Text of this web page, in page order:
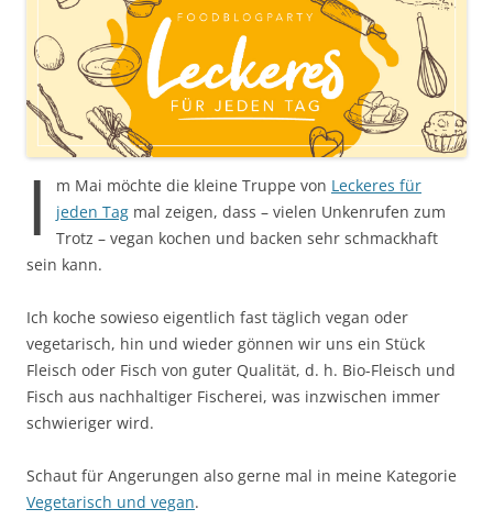
I m Mai möchte die kleine Truppe von Leckeres für
jeden Tag mal zeigen, dass – vielen Unkenrufen zum
Trotz – vegan kochen und backen sehr schmackhaft
sein kann.
Ich koche sowieso eigentlich fast täglich vegan oder
vegetarisch, hin und wieder gönnen wir uns ein Stück
Fleisch oder Fisch von guter Qualität, d. h. Bio-Fleisch und
Fisch aus nachhaltiger Fischerei, was inzwischen immer
schwieriger wird.
Schaut für Angerungen also gerne mal in meine Kategorie
Vegetarisch und vegan.